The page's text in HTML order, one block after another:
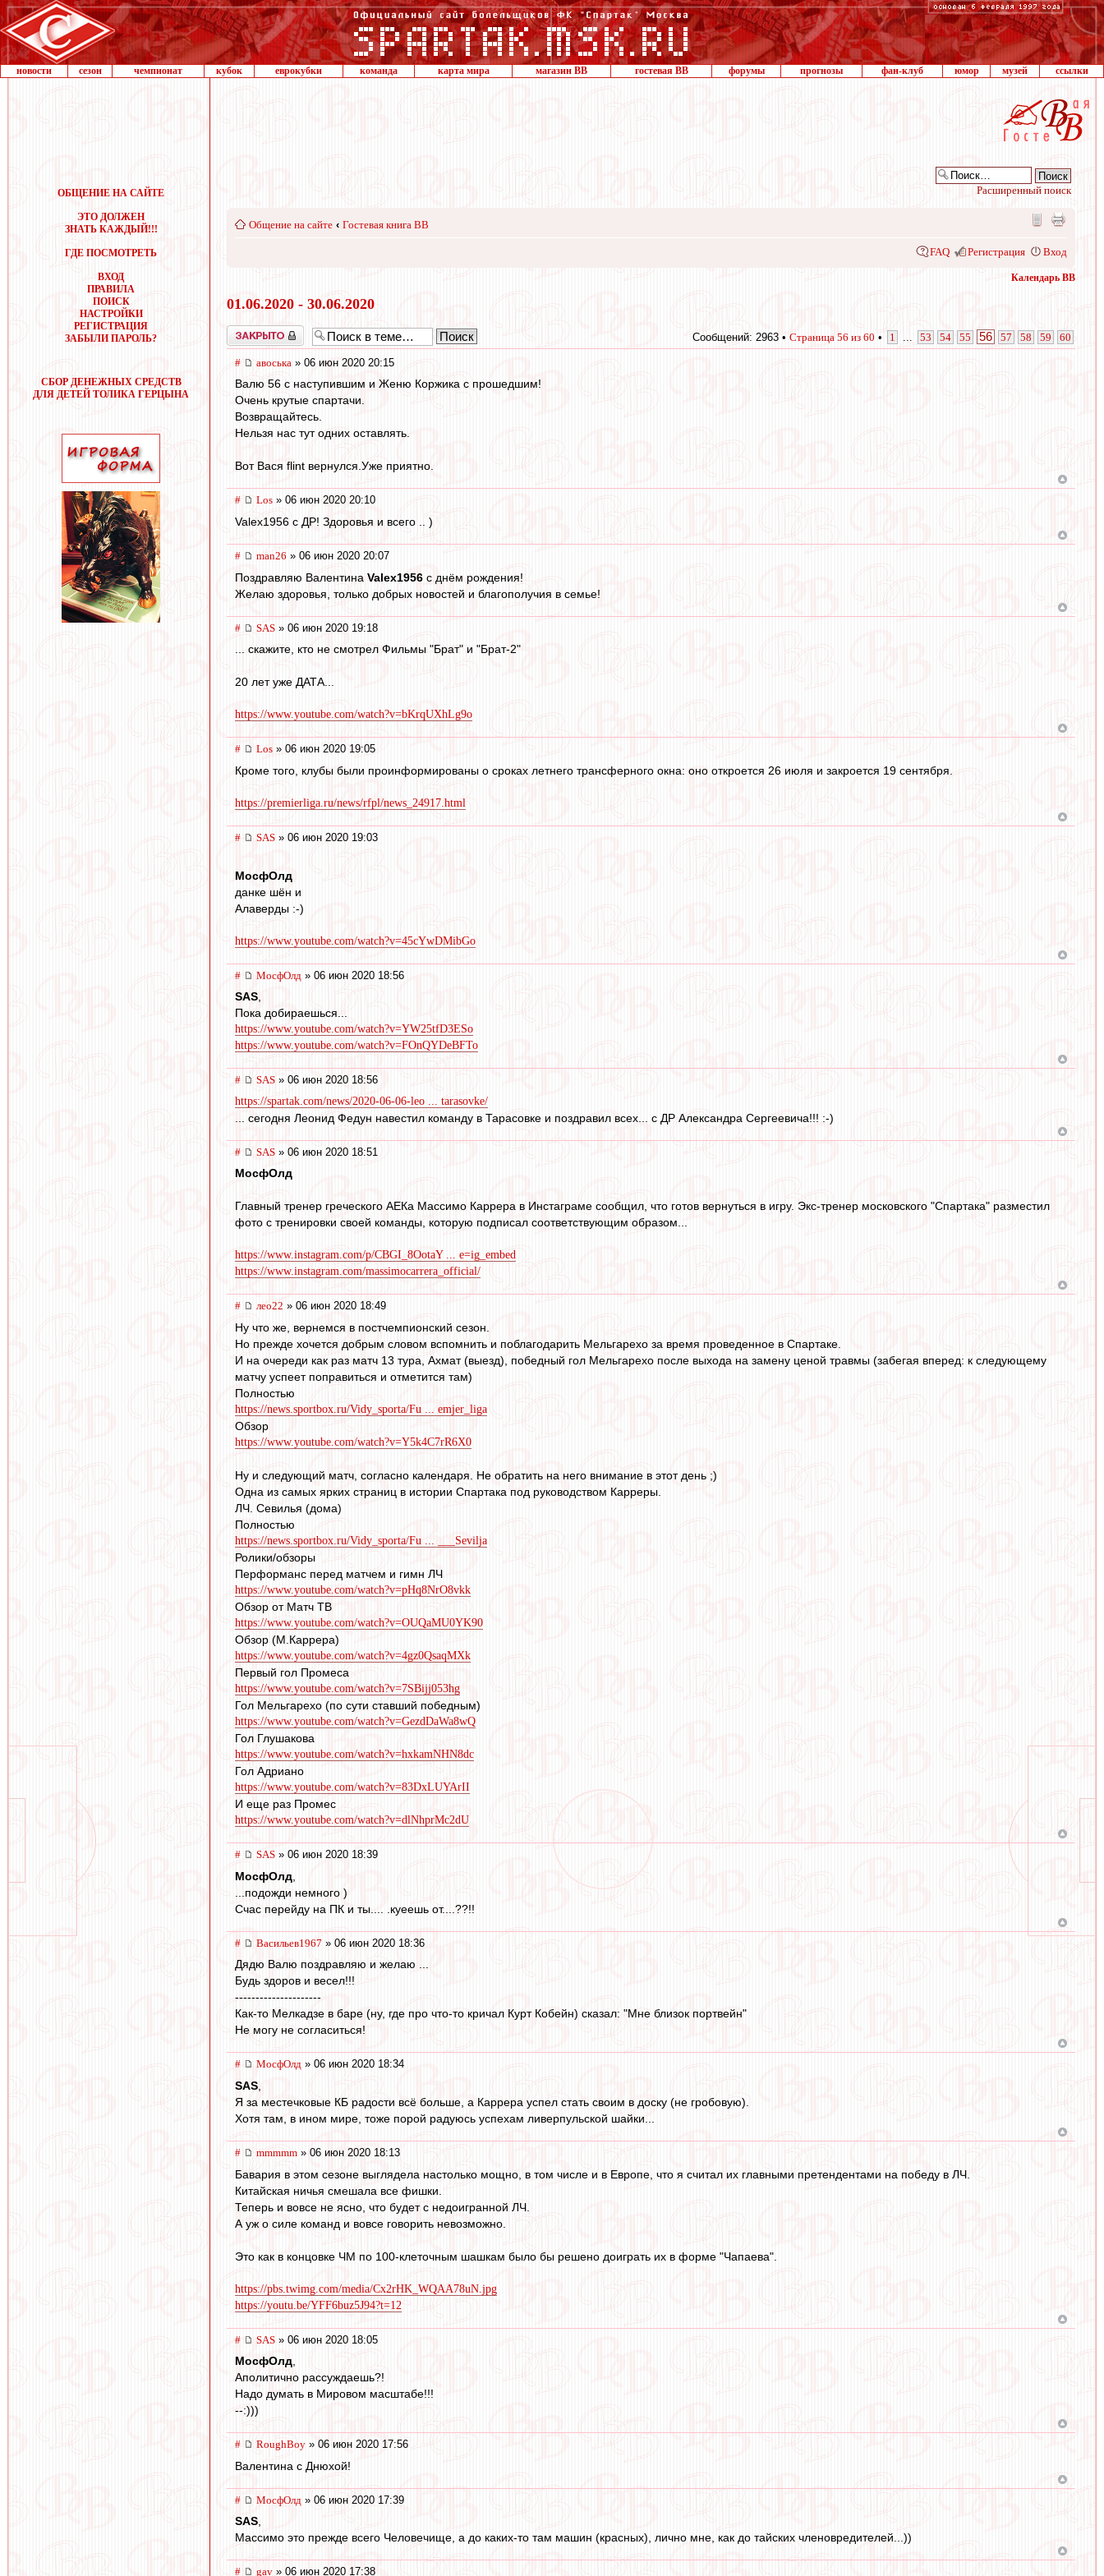
новости сезон чемпионат кубок еврокубки команда карта мира магазин ВВ гостевая ВВ форумы прогнозы фан-клуб юмор музей ссылки
ОБЩЕНИЕ НА САЙТЕ
ЭТО ДОЛЖЕН
ЗНАТЬ КАЖДЫЙ!!!
ГДЕ ПОСМОТРЕТЬ
ВХОД
ПРАВИЛА
ПОИСК
НАСТРОЙКИ
РЕГИСТРАЦИЯ
ЗАБЫЛИ ПАРОЛЬ?
СБОР ДЕНЕЖНЫХ СРЕДСТВ
ДЛЯ ДЕТЕЙ ТОЛИКА ГЕРЦЫНА
Расширенный поиск
Общение на сайте ‹ Гостевая книга ВВ
FAQ Регистрация Вход
Календарь ВВ
01.06.2020 - 30.06.2020
Закрыто Сообщений: 2963 • Страница 56 из 60 • 1 53 54 55 56 57 58 59 60
# авоська » 06 июн 2020 20:15
Валю 56 с наступившим и Женю Коржика с прошедшим!
Очень крутые спартачи.
Возвращайтесь.
Нельзя нас тут одних оставлять.
Вот Вася flint вернулся.Уже приятно.
# Los » 06 июн 2020 20:10
Valex1956 с ДР! Здоровья и всего .. )
# man26 » 06 июн 2020 20:07
Поздравляю Валентина Valex1956 с днём рождения!
Желаю здоровья, только добрых новостей и благополучия в семье!
# SAS » 06 июн 2020 19:18
... скажите, кто не смотрел Фильмы "Брат" и "Брат-2"
20 лет уже ДАТА...
https://www.youtube.com/watch?v=bKrqUXhLg9o
# Los » 06 июн 2020 19:05
Кроме того, клубы были проинформированы о сроках летнего трансферного окна: оно откроется 26 июля и закроется 19 сентября.
https://premierliga.ru/news/rfpl/news_24917.html
# SAS » 06 июн 2020 19:03
МосфОлд
данке шён и
Алаверды :-)
https://www.youtube.com/watch?v=45cYwDMibGo
# МосфОлд » 06 июн 2020 18:56
SAS
Пока добираешься...
https://www.youtube.com/watch?v=YW25tfD3ESo
https://www.youtube.com/watch?v=FOnQYDeBFTo
# SAS » 06 июн 2020 18:56
https://spartak.com/news/2020-06-06-leo ... tarasovke/
... сегодня Леонид Федун навестил команду в Тарасовке и поздравил всех... с ДР Александра Сергеевича!!! :-)
# SAS » 06 июн 2020 18:51
МосфОлд
Главный тренер греческого АЕКа Массимо Каррера в Инстаграме сообщил, что готов вернуться в игру. Экс-тренер московского "Спартака" разместил
фото с тренировки своей команды, которую подписал соответствующим образом...
https://www.instagram.com/p/CBGI_8OotaY ... e=ig_embed
https://www.instagram.com/massimocarrera_official/
# лео22 » 06 июн 2020 18:49
Ну что же, вернемся в постчемпионский сезон.
Но прежде хочется добрым словом вспомнить и поблагодарить Мельгарехо за время проведенное в Спартаке.
И на очереди как раз матч 13 тура, Ахмат (выезд), победный гол Мельгарехо после выхода на замену ценой травмы (забегая вперед: к следующему
матчу успеет поправиться и отметится там)
Полностью
https://news.sportbox.ru/Vidy_sporta/Fu ... emjer_liga
Обзор
https://www.youtube.com/watch?v=Y5k4C7rR6X0
Ну и следующий матч, согласно календаря. Не обратить на него внимание в этот день ;)
Одна из самых ярких страниц в истории Спартака под руководством Карреры.
ЛЧ. Севилья (дома)
Полностью
https://news.sportbox.ru/Vidy_sporta/Fu ... ___Sevilja
Ролики/обзоры
Перформанс перед матчем и гимн ЛЧ
https://www.youtube.com/watch?v=pHq8NrO8vkk
Обзор от Матч ТВ
https://www.youtube.com/watch?v=OUQaMU0YK90
Обзор (М.Каррера)
https://www.youtube.com/watch?v=4gz0QsaqMXk
Первый гол Промеса
https://www.youtube.com/watch?v=7SBijj053hg
Гол Мельгарехо (по сути ставший победным)
https://www.youtube.com/watch?v=GezdDaWa8wQ
Гол Глушакова
https://www.youtube.com/watch?v=hxkamNHN8dc
Гол Адриано
https://www.youtube.com/watch?v=83DxLUYArII
И еще раз Промес
https://www.youtube.com/watch?v=dlNhprMc2dU
# SAS » 06 июн 2020 18:39
МосфОлд
...подожди немного )
Счас перейду на ПК и ты.... .куеешь от....??!!
# Васильев1967 » 06 июн 2020 18:36
Дядю Валю поздравляю и желаю ...
Будь здоров и весел!!!
---------------------
Как-то Мелкадзе в баре (ну, где про что-то кричал Курт Кобейн) сказал: "Мне близок портвейн"
Не могу не согласиться!
# МосфОлд » 06 июн 2020 18:34
SAS
Я за местечковые КБ радости всё больше, а Каррера успел стать своим в доску (не гробовую).
Хотя там, в ином мире, тоже порой радуюсь успехам ливерпульской шайки...
# mmmmm » 06 июн 2020 18:13
Бавария в этом сезоне выглядела настолько мощно, в том числе и в Европе, что я считал их главными претендентами на победу в ЛЧ.
Китайская ничья смешала все фишки.
Теперь и вовсе не ясно, что будет с недоигранной ЛЧ.
А уж о силе команд и вовсе говорить невозможно.
Это как в концовке ЧМ по 100-клеточным шашкам было бы решено доиграть их в форме "Чапаева".
https://pbs.twimg.com/media/Cx2rHK_WQAA78uN.jpg
https://youtu.be/YFF6buz5J94?t=12
# SAS » 06 июн 2020 18:05
МосфОлд
Аполитично рассуждаешь?!
Надо думать в Мировом масштабе!!!
--:)))
# RoughBoy » 06 июн 2020 17:56
Валентина с Днюхой!
# МосфОлд » 06 июн 2020 17:39
SAS,
Массимо это прежде всего Человечище, а до каких-то там машин (красных), лично мне, как до тайских членовредителей...))
# gav » 06 июн 2020 17:38